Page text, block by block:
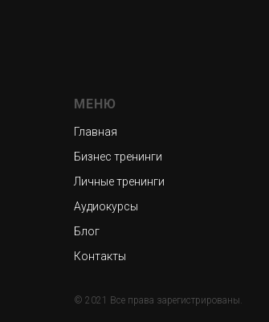
МЕНЮ
Главная
Бизнес тренинги
Личные тренинги
Аудиокурсы
Блог
Контакты
© 2021 Все права зарегистрированы.